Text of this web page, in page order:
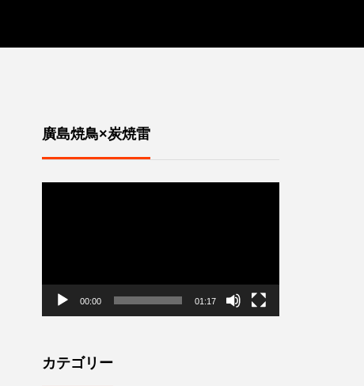
廣島焼鳥×炭焼雷
00:00 01:17
カテゴリー